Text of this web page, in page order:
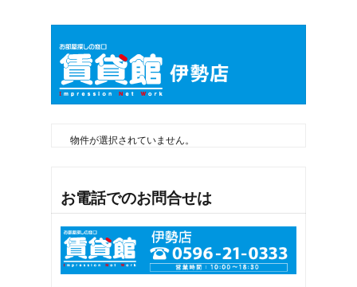
物件が選択されていません。
お電話でのお問合せは